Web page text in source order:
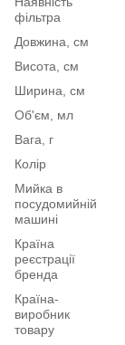
фільтра
Довжина, см
Висота, см
Ширина, см
Об'єм, мл
Вага, г
Колір
Мийка в
посудомийній
машині
Країна
реєстрації
бренда
Країна-
виробник
товару